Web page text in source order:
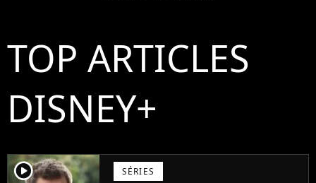
TOP ARTICLES
DISNEY+
player2 SÉRIES